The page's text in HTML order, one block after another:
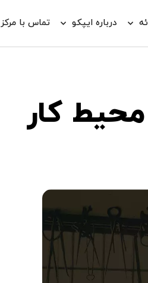
درباره ایپکو تماس با مرکز
کار